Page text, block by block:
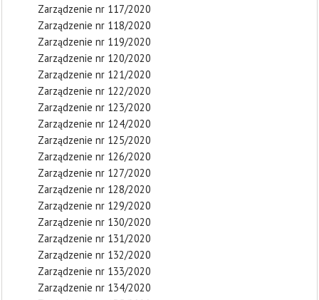
Zarządzenie nr 117/2020
Zarządzenie nr 118/2020
Zarządzenie nr 119/2020
Zarządzenie nr 120/2020
Zarządzenie nr 121/2020
Zarządzenie nr 122/2020
Zarządzenie nr 123/2020
Zarządzenie nr 124/2020
Zarządzenie nr 125/2020
Zarządzenie nr 126/2020
Zarządzenie nr 127/2020
Zarządzenie nr 128/2020
Zarządzenie nr 129/2020
Zarządzenie nr 130/2020
Zarządzenie nr 131/2020
Zarządzenie nr 132/2020
Zarządzenie nr 133/2020
Zarządzenie nr 134/2020